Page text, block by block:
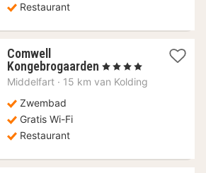
Restaurant
Comwell
Kongebrogaarden 1
nacht
, 4 Sterren
Middelfart · 15 km van Kolding
Zwembad
Gratis Wi-Fi
Restaurant